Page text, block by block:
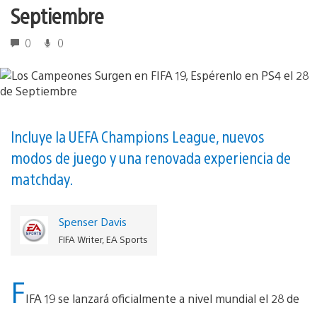
Septiembre
0 0
Incluye la UEFA Champions League, nuevos
modos de juego y una renovada experiencia de
matchday.
Spenser Davis
FIFA Writer, EA Sports
FIFA 19 se lanzará oficialmente a nivel mundial el 28 de